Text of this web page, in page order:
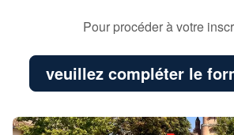
Pour procéder à votre
veuillez compléter le